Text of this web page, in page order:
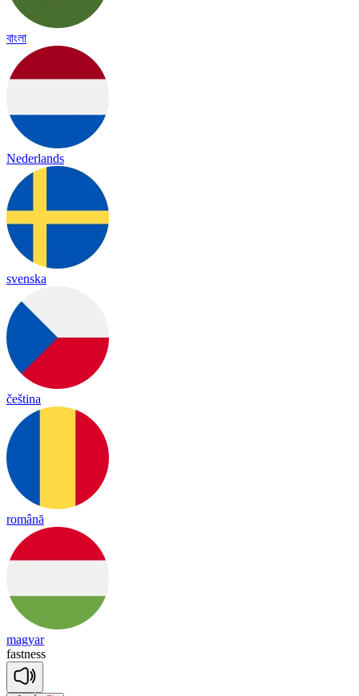
বাংলা
Nederlands
svenska
čeština
română
magyar
fastness